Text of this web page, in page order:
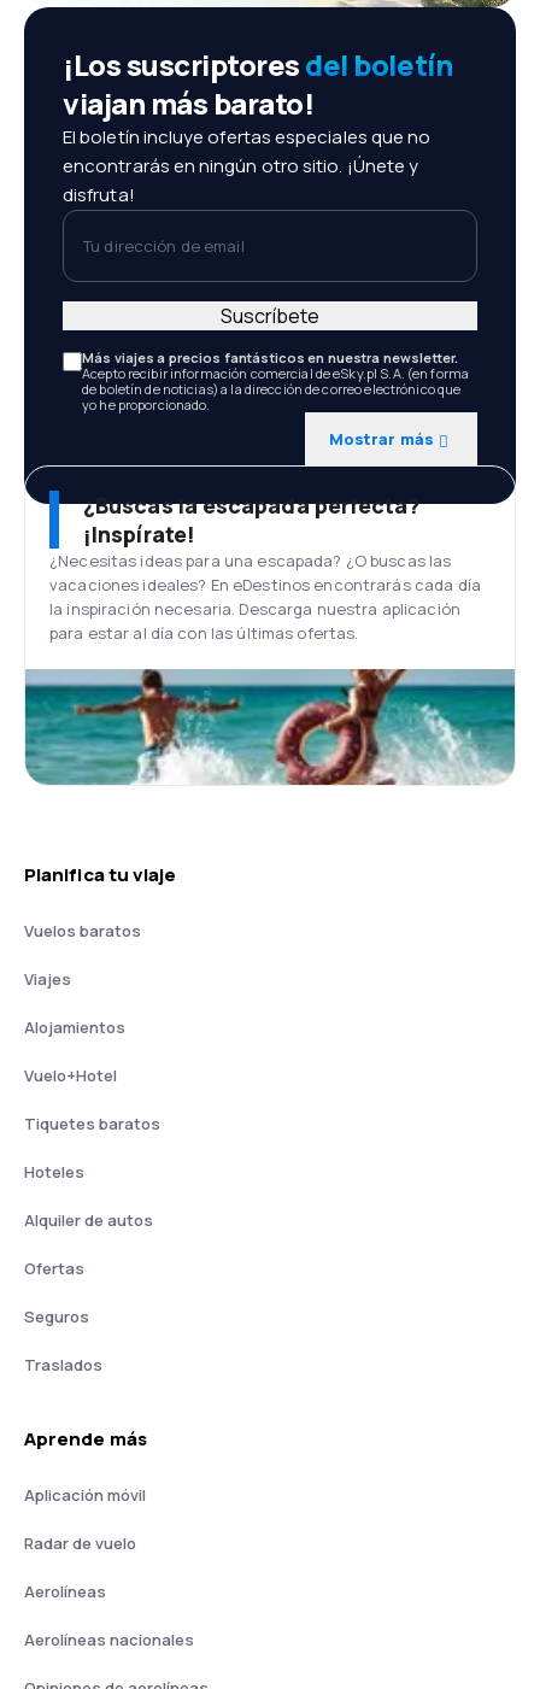
¡Los suscriptoresdel boletín
viajan más barato!
El boletín incluye ofertas especiales que no
encontrarás en ningún otro sitio. ¡Únete y
disfruta!
Tu dirección de email
Más viajes a precios fantásticos en nuestra newsletter.
Acepto recibir información comercial de eSky.pl S.A. (en forma
de boletín de noticias) a la dirección de correo electrónico que
yo he proporcionado.
Mostrar más
Suscríbete
¿Buscas la escapada perfecta?
¡Inspírate!
¿Necesitas ideas para una escapada? ¿O buscas las
vacaciones ideales? En eDestinos encontrarás cada día
la inspiración necesaria. Descarga nuestra aplicación
para estar al día con las últimas ofertas.
Planifica tu viaje
Vuelos baratos
Viajes
Alojamientos
Vuelo+Hotel
Tiquetes baratos
Hoteles
Alquiler de autos
Ofertas
Seguros
Traslados
Aprende más
Aplicación móvil
Radar de vuelo
Aerolíneas
Aerolíneas nacionales